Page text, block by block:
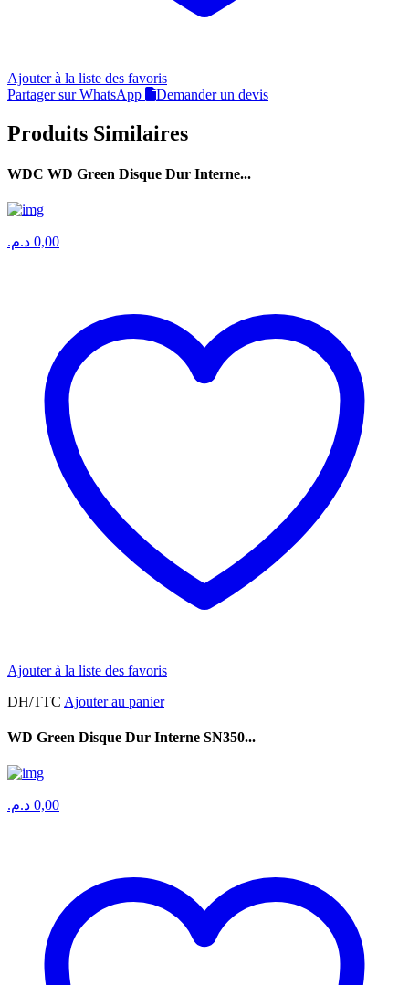
Ajouter à la liste des favoris
Partager sur WhatsApp
Demander un devis
Produits Similaires
WDC WD Green Disque Dur Interne...
0,00 د.م.
Ajouter à la liste des favoris
DH/TTC Ajouter au panier
WD Green Disque Dur Interne SN350...
0,00 د.م.